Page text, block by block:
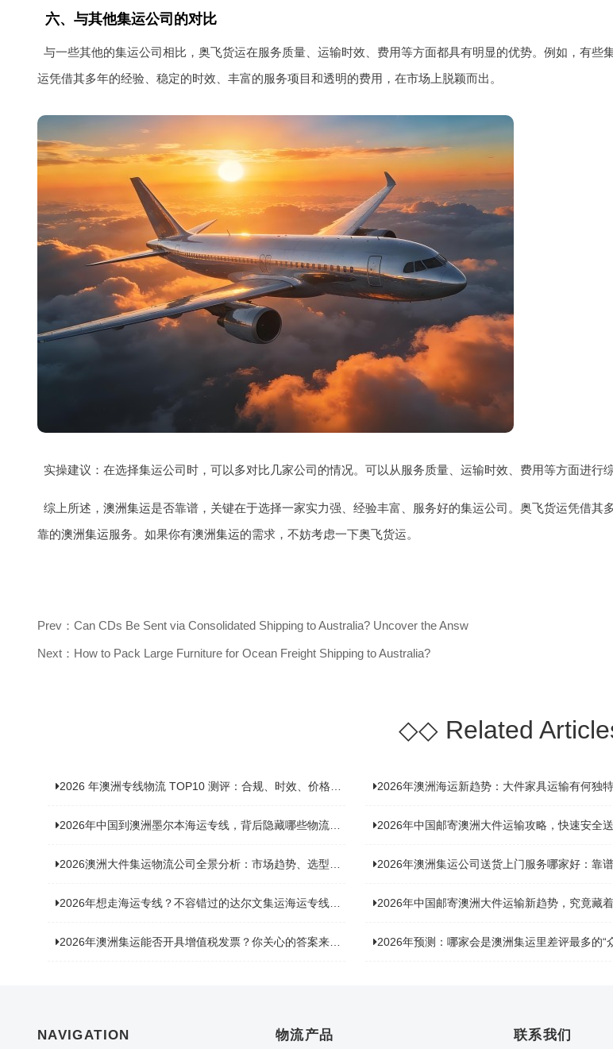
六、与其他集运公司的对比
与一些其他的集运公司相比，奥飞货运在服务质量、运输时效、费用等方面都具有明显的优势。例如，有
运凭借其多年的经验、稳定的时效、丰富的服务项目和透明的费用，在市场上脱颖而出。
实操建议：在选择集运公司时，可以多对比几家公司的情况。可以从服务质量、运输时效、费用等方面进行
综上所述， 澳洲集运是否靠谱，关键在于选择一家实力强、经验丰富、服务好的集运公司。奥飞货运凭借
靠的澳洲集运服务。如果你有澳洲集运的需求，不妨考虑一下奥飞货运。
Prev：Can CDs Be Sent via Consolidated Shipping to Australia? Uncover the Answ
Next：How to Pack Large Furniture for Ocean Freight Shipping to Australia?
◇◇Related
2026 年澳洲专线物流 TOP10 测评：合规、时效、价格全维度对比 2026年澳洲海运新趋势：大件家具运输有何独
2026年中国到澳洲墨尔本海运专线，背后隐藏哪些物流新机遇？ 2026年中国邮寄澳洲大件运输攻略，快速安全送达的秘诀
2026澳洲大件集运物流公司全景分析：市场趋势、选型逻辑与品牌适配 2026年澳洲集运公司送货上门服务哪家好：靠谱品牌
2026年想走海运专线？不容错过的达尔文集运海运专线推荐！ 2026年中国邮寄澳洲大件运输新趋势，究竟藏着哪
2026年澳洲集运能否开具增值税发票？你关心的答案来了！ 2026年预测：哪家会是澳洲集运里差评最多的“众
NAVIGATION 物流产品 联系我们